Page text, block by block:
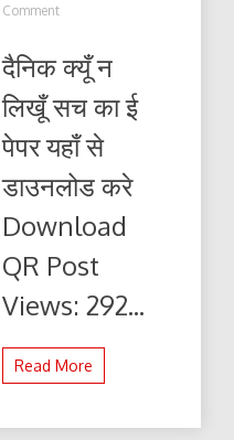
Commenton
न
सच
20.02.2024
ई-
पेपर
यहाँ
पढ़ें
डाउनलोड
दैनिक क्यूँ न
लिखूँ सच का ई
पेपर यहाँ से
डाउनलोड करे
Download
QR Post
Views: 292...
Read More